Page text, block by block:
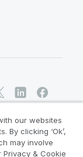
our websites
By clicking ‘Ok’,
may involve
& Cookie